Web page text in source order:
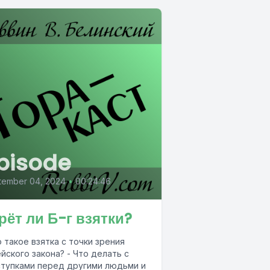
04, 2024 • 00:24:46
ли Б-г взятки?
такое взятка с точки зрения
закона? - Что делать с
перед другими людьми и